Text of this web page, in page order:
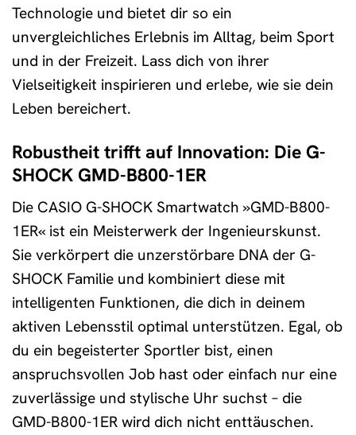
Technologie und bietet dir so ein
unvergleichliches Erlebnis im Alltag, beim Sport
und in der Freizeit. Lass dich von ihrer
Vielseitigkeit inspirieren und erlebe, wie sie dein
Leben bereichert.
Robustheit trifft auf Innovation: Die G-
SHOCK GMD-B800-1ER
Die CASIO G-SHOCK Smartwatch »GMD-B800-
1ER« ist ein Meisterwerk der Ingenieurskunst.
Sie verkörpert die unzerstörbare DNA der G-
SHOCK Familie und kombiniert diese mit
intelligenten Funktionen, die dich in deinem
aktiven Lebensstil optimal unterstützen. Egal, ob
du ein begeisterter Sportler bist, einen
anspruchsvollen Job hast oder einfach nur eine
zuverlässige und stylische Uhr suchst – die
GMD-B800-1ER wird dich nicht enttäuschen.